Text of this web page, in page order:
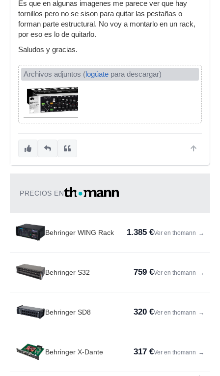
Es que en algunas imagenes me parece ver que hay
tornillos pero no se sison para quitar las pestañas o
forman parte estructural. No voy a montarlo en un rack,
por eso es lo de quitarlo.
Saludos y gracias.
Archivos adjuntos (logúate para descargar)
PRECIOS EN
Behringer WING Rack 1.385 €Ver en thomann →
Behringer S32 759 €Ver en thomann →
Behringer SD8 320 €Ver en thomann →
Behringer X-Dante 317 €Ver en thomann →